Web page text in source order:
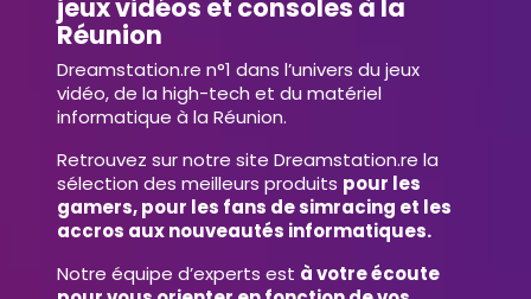
jeux vidéos et consoles à la
Réunion
Dreamstation.re n°1 dans l’univers du jeux
vidéo, de la high-tech et du matériel
informatique à la Réunion.
Retrouvez sur notre site Dreamstation.re la
sélection des meilleurs produits pour les
gamers, pour les fans de simracing et les
accros aux nouveautés informatiques.
Notre équipe d’experts est à votre écoute